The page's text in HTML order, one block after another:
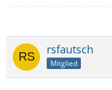
rsfautsch
Mitglied